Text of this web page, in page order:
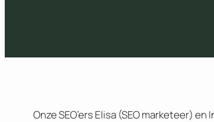
Onze SEO’ers Elisa (SEO marketeer)